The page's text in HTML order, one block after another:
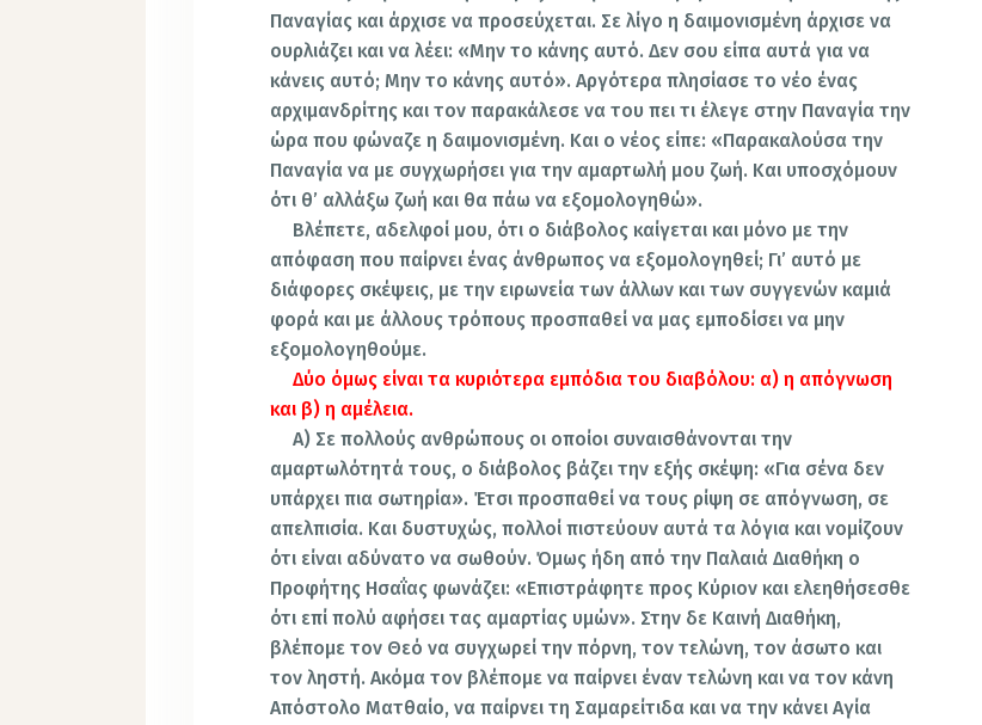
Παναγίας και άρχισε να προσεύχεται. Σε λίγο η δαιμονισμένη άρχισε να
ουρλιάζει και να λέει: «Μην το κάνης αυτό. Δεν σου είπα αυτά για να
κάνεις αυτό; Μην το κάνης αυτό». Αργότερα πλησίασε το νέο ένας
αρχιμανδρίτης και τον παρακάλεσε να του πει τι έλεγε στην Παναγία την
ώρα που φώναζε η δαιμονισμένη. Και ο νέος είπε: «Παρακαλούσα την
Παναγία να με συγχωρήσει για την αμαρτωλή μου ζωή. Και υποσχόμουν
ότι θ’ αλλάξω ζωή και θα πάω να εξομολογηθώ».
Βλέπετε, αδελφοί μου, ότι ο διάβολος καίγεται και μόνο με την
απόφαση που παίρνει ένας άνθρωπος να εξομολογηθεί; Γι’ αυτό με
διάφορες σκέψεις, με την ειρωνεία των άλλων και των συγγενών καμιά
φορά και με άλλους τρόπους προσπαθεί να μας εμποδίσει να μην
εξομολογηθούμε.
Δύο όμως είναι τα κυριότερα εμπόδια του διαβόλου: α) η απόγνωση
και β) η αμέλεια.
Α) Σε πολλούς ανθρώπους οι οποίοι συναισθάνονται την
αμαρτωλότητά τους, ο διάβολος βάζει την εξής σκέψη: «Για σένα δεν
υπάρχει πια σωτηρία». Έτσι προσπαθεί να τους ρίψη σε απόγνωση, σε
απελπισία. Και δυστυχώς, πολλοί πιστεύουν αυτά τα λόγια και νομίζουν
ότι είναι αδύνατο να σωθούν. Όμως ήδη από την Παλαιά Διαθήκη ο
Προφήτης Ησαΐας φωνάζει: «Επιστράφητε προς Κύριον και ελεηθήσεσθε
ότι επί πολύ αφήσει τας αμαρτίας υμών». Στην δε Καινή Διαθήκη,
βλέπομε τον Θεό να συγχωρεί την πόρνη, τον τελώνη, τον άσωτο και
τον ληστή. Ακόμα τον βλέπομε να παίρνει έναν τελώνη και να τον κάνη
Απόστολο Ματθαίο, να παίρνει τη Σαμαρείτιδα και να την κάνει Αγία